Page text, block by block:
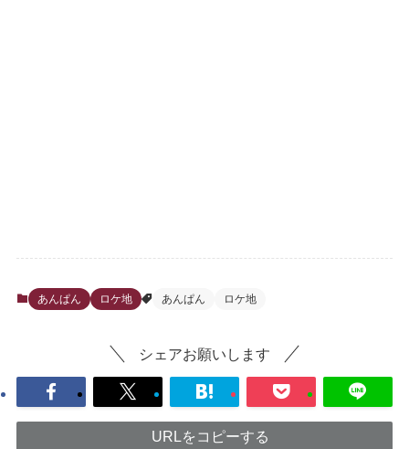
あんぱん ロケ地 あんぱん ロケ地
シェアお願いします
URLをコピーする